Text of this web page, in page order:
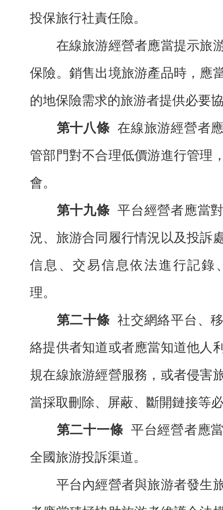
投保旅行社責任險。
在線旅游經營者應當提示旅
保險。銷售出境旅游產品時，應
的地保險需求的旅游者提供必要
第十八條 在線旅游經營者
管部門對不合理低價游進行管理
會。
第十九條 平台經營者應當
況、旅游合同履行情況以及投訴
信息、交易信息依法進行記錄
理。
第二十條 社交網絡平台、
絡提供者知道或者應當知道他人
規在線旅游經營服務，或者侵害
當採取刪除、屏蔽、斷開鏈接等
第二十一條 平台經營者應
全國旅游投訴渠道。
平台內經營者與旅游者發生